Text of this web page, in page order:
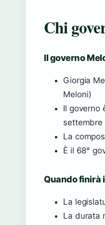
Chi
Il governo
Giorgia
Meloni)
Il governo
settembre
La
È il 68°
Quando finirà
La
La durata